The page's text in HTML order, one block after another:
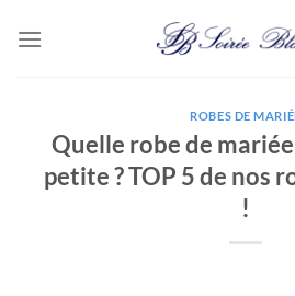
ROBES DE
Quelle robe de
petite ? TOP 5 de nos
!